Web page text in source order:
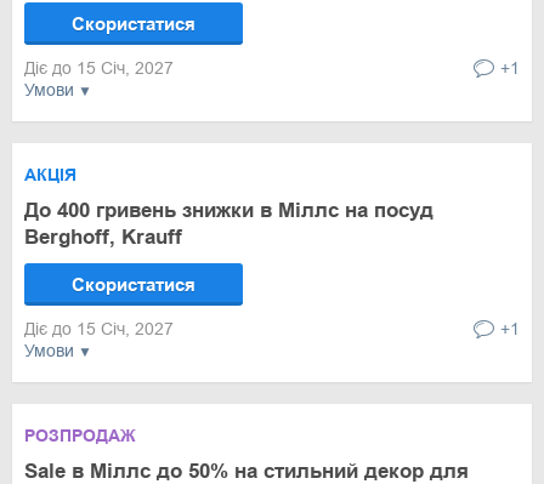
Умови
Скористатися
Діє до 15 Січ, 2027 +1
Умови
АКЦІЯ
До 400 гривень знижки в Міллс на посуд
Berghoff, Krauff
Скористатися
Діє до 15 Січ, 2027 +1
РОЗПРОДАЖ
Sale в Міллс до 50% на стильний декор для